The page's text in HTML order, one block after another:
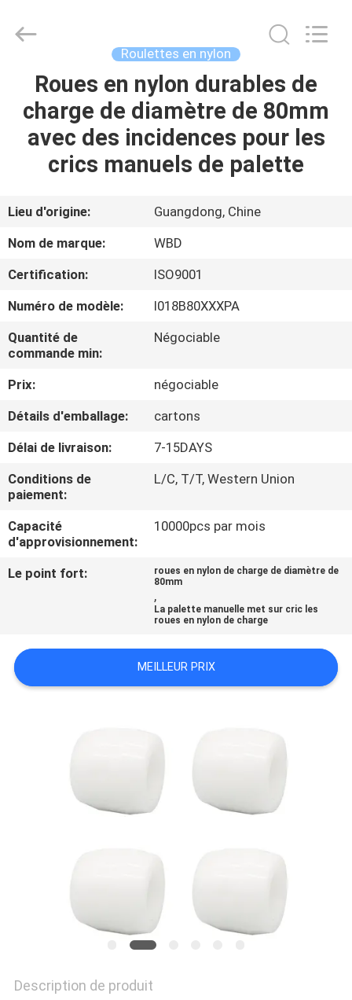
MAISON
PRODUITS
AU
DE
NOUS
VISITE
D'USINE
CONTRÔLE
DE
QUALITÉ
CONTACTEZ-
NOUS
UNE
CITATION
Metal
Roulettes en nylon
Roues en nylon durables de
charge de diamètre de 80mm
avec des incidences pour les
crics manuels de palette
Lieu d'origine:
Guangdong, Chine
Nom de marque:
WBD
Certification:
ISO9001
Numéro de modèle:
I018B80XXXPA
Quantité de
commande min:
Négociable
Prix:
négociable
Détails d'emballage:
cartons
Délai de livraison:
7-15DAYS
Conditions de
paiement:
L/C, T/T, Western Union
Capacité
d'approvisionnement:
10000pcs par mois
Le point fort:
roues en nylon de charge de diamètre de
80mm
,
La palette manuelle met sur cric les
roues en nylon de charge
MEILLEUR PRIX
Description de produit